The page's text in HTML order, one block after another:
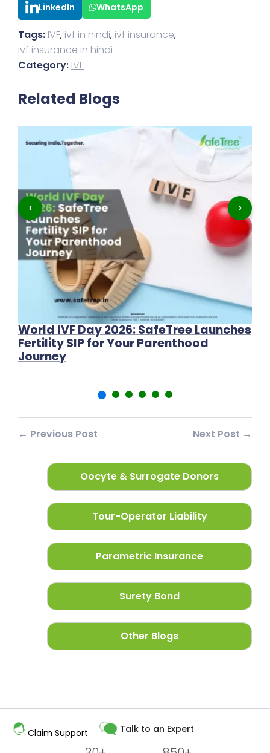
LinkedIn WhatsApp
Tags: IVF, ivf in hindi, ivf insurance,
ivf insurance in hindi
Category: IVF
Related Blogs
World IVF Day 2026: SafeTree Launches
Fertility SIP for Your Parenthood
Journey
‹ ›
← Previous Post Next Post →
Oocyte & Surrogate Donors
Tour-Operator Liability
Parametric Insurance
Surety Bond
Other Blogs
Claim Support Talk to an Expert